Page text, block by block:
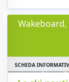
SCHEDA